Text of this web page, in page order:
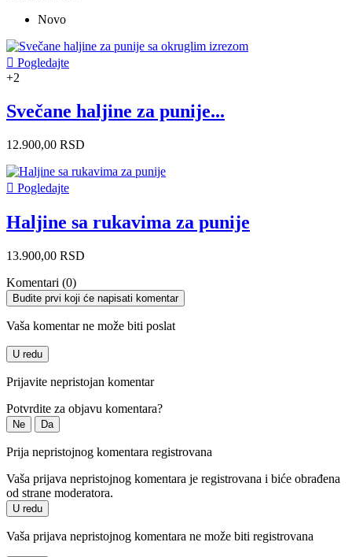
Novo
 Pogledajte
+2
Svečane haljine za punije...
12.900,00 RSD
 Pogledajte
Haljine sa rukavima za punije
13.900,00 RSD
Komentari (0)
Budite prvi koji će napisati komentar
Vaša komentar ne može biti poslat
U redu
Prijavite nepristojan komentar
Potvrdite za objavu komentara?
Ne Da
Prija nepristojnog komentara registrovana
Vaša prijava nepristojnog komentara je registrovana i biće obrađena
od strane moderatora.
U redu
Vaša prijava nepristojnog komentara ne može biti registrovana